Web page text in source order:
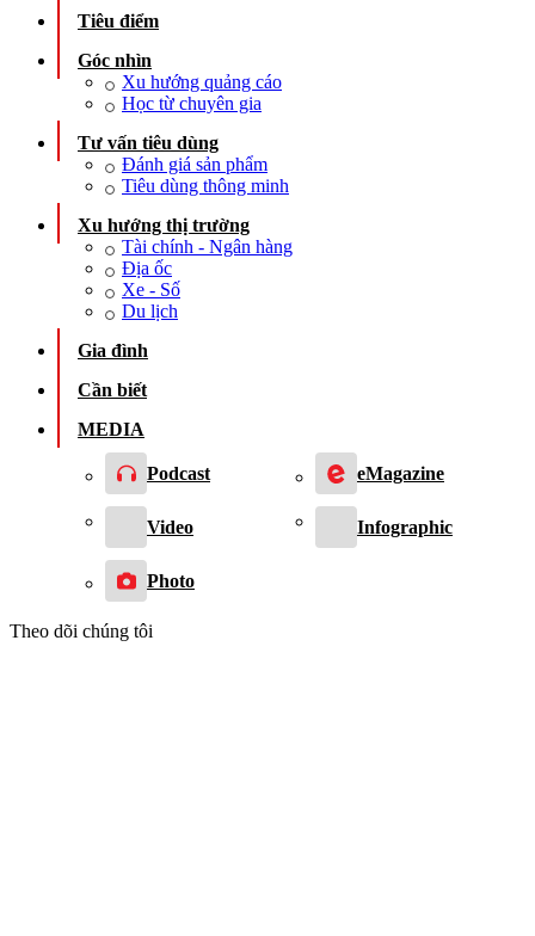
Tiêu điểm
Góc nhìn
Xu hướng quảng cáo
Học từ chuyên gia
Tư vấn tiêu dùng
Đánh giá sản phẩm
Tiêu dùng thông minh
Xu hướng thị trường
Tài chính - Ngân hàng
Địa ốc
Xe - Số
Du lịch
Gia đình
Cần biết
MEDIA
Podcast eMagazine
Video Infographic
Photo
Theo dõi chúng tôi